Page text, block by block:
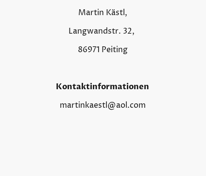
Martin Kästl,
Langwandstr. 32,
86971 Peiting
Kontaktinformationen
martinkaestl@aol.com